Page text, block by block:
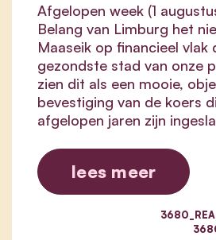
Afgelopen week (1
Belang van Limburg het
Maaseik op financieel vlak
gezondste stad van onze
zien dit als een mooie,
bevestiging van de koers
afgelopen jaren zijn
lees meer